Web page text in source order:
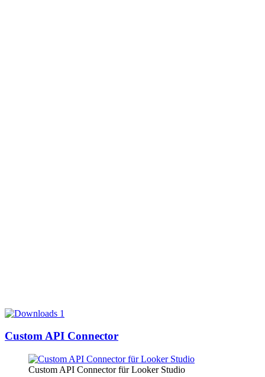
Custom API Connector
Custom API Connector für Looker Studio